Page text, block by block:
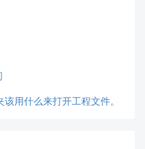
用什么来打开工程文件。